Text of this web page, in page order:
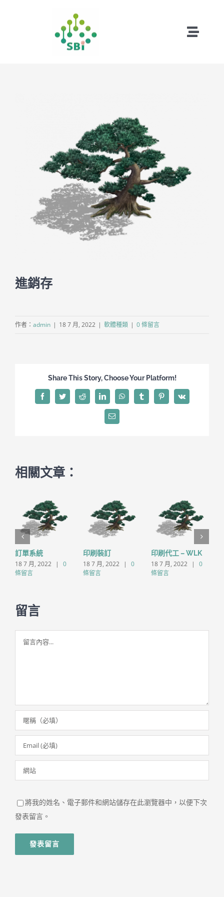
Toggle
試用版下載
遠端下載
關於松柏
聯絡方式
進銷存
作者： admin | 18 7 月, 2022 | 軟體種類 | 0 條留言
Share This Story, Choose Your Platform!
FacebookTwitterReddit LinkedInWhatsAppTumblrPinterest
Vk
Email
相關文章：
訂單系統
18 7 月, 2022 |
0
條留言
印刷裝訂
18 7 月, 2022 |
0
條留言
印刷代工 – WLK
18 7 月, 2022 |
0
條留言
留言
將我的姓名、電子郵件和網站儲存在此瀏覽器中，以便下次
發表留言。